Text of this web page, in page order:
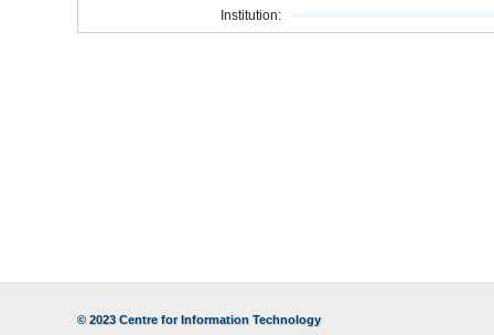
Institution:
© 2023 Centre for Information Technology